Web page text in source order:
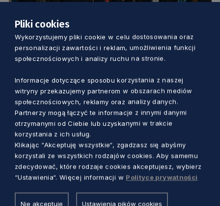
OBSZARY WIEJSKIE
Konkurs na Fundusz sołecki
rozstrzygnięty. Wiemy, które sołectwa
wygrały
Dorota Kulka 1 rok temu
Pliki cookies
Wykorzystujemy pliki cookie w celu dostosowania oraz
personalizacji zawartości i reklam, umożliwienia funkcji
społecznościowych i analizy ruchu na stronie.
Informacje dotyczące sposobu korzystania z naszej
witryny przekazujemy partnerom w obszarach mediów
społecznościowych, reklamy oraz analizy danych.
Partnerzy mogą łączyć te informacje z innymi danymi
otrzymanymi od Ciebie lub uzyskanymi w trakcie
korzystania z ich usług.
Klikając “Akceptuję wszystkie“, zgadzasz się abyśmy
korzystali ze wszystkich rodzajów cookies. Aby samemu
zdecydować, które rodzaje cookies akceptujesz, wybierz
“Ustawienia“. Więcej informacji w Polityce prywatności
Nie akceptuję Ustawienia pików cookies